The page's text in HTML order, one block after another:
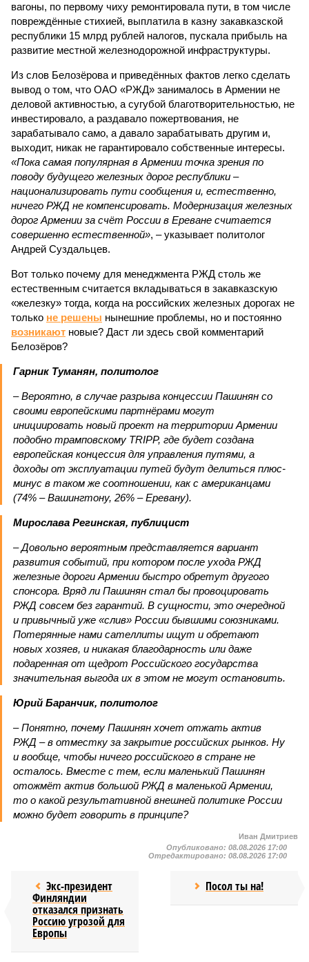
вагоны, по первому чиху ремонтировала пути, в том числе
повреждённые стихией, выплатила в казну закавказской
республики 15 млрд рублей налогов, пускала прибыль на
развитие местной железнодорожной инфраструктуры.
Из слов Белозёрова и приведённых фактов легко сделать
вывод о том, что ОАО «РЖД» занималось в Армении не
деловой активностью, а сугубой благотворительностью, не
инвестировало, а раздавало пожертвования, не
зарабатывало само, а давало зарабатывать другим и,
выходит, никак не гарантировало собственные интересы.
«Пока самая популярная в Армении точка зрения по
поводу будущего железных дорог рес­публики –
национализировать пути сообщения и, естественно,
ничего РЖД не компенсировать. Модернизация железных
дорог Армении за счёт России в Ереване считается
совершенно естественной», – указывает политолог
Андрей Суздальцев.
Вот только почему для менеджмента РЖД столь же
естественным считается вкладываться в закавказскую
«железку» тогда, когда на российских железных дорогах не
только не решены нынешние проблемы, но и постоянно
возникают новые? Даст ли здесь свой комментарий
Белозёров?
Гарник Туманян, политолог
– Вероятно, в случае разрыва концессии Пашинян со
своими европейскими партнёрами могут
инициировать новый проект на территории Армении
подобно трамповскому TRIPP, где будет создана
европейская концессия для управления путями, а
доходы от эксплуатации путей будут делиться плюс-
минус в таком же соотношении, как с американцами
(74% – Вашингтону, 26% – Еревану).
Мирослава Регинская, публицист
– Довольно вероятным представляется вариант
развития событий, при котором после ухода РЖД
железные дороги Армении быстро обретут другого
спонсора. Вряд ли Пашинян стал бы провоцировать
РЖД совсем без гарантий. В сущности, это очередной
и привычный уже «слив» России бывшими союзниками.
Потерянные нами сателлиты ищут и обретают
новых хозяев, и никакая благодарность или даже
подаренная от щедрот Российского государства
значительная выгода их в этом не могут остановить.
Юрий Баранчик, политолог
– Понятно, почему Пашинян хочет отжать актив
РЖД – в отместку за закрытие российских рынков. Ну
и вообще, чтобы ничего российского в стране не
осталось. Вместе с тем, если маленький Пашинян
отожмёт актив большой РЖД в маленькой Армении,
то о какой результативной внешней политике России
можно будет говорить в принципе?
Иван Дмитриев
Опубликовано: 08.08.2026 17:00
Отредактировано: 08.08.2026 17:00
Экс-президент
Финляндии
отказался признать
Россию угрозой для
Европы
Посол ты на!